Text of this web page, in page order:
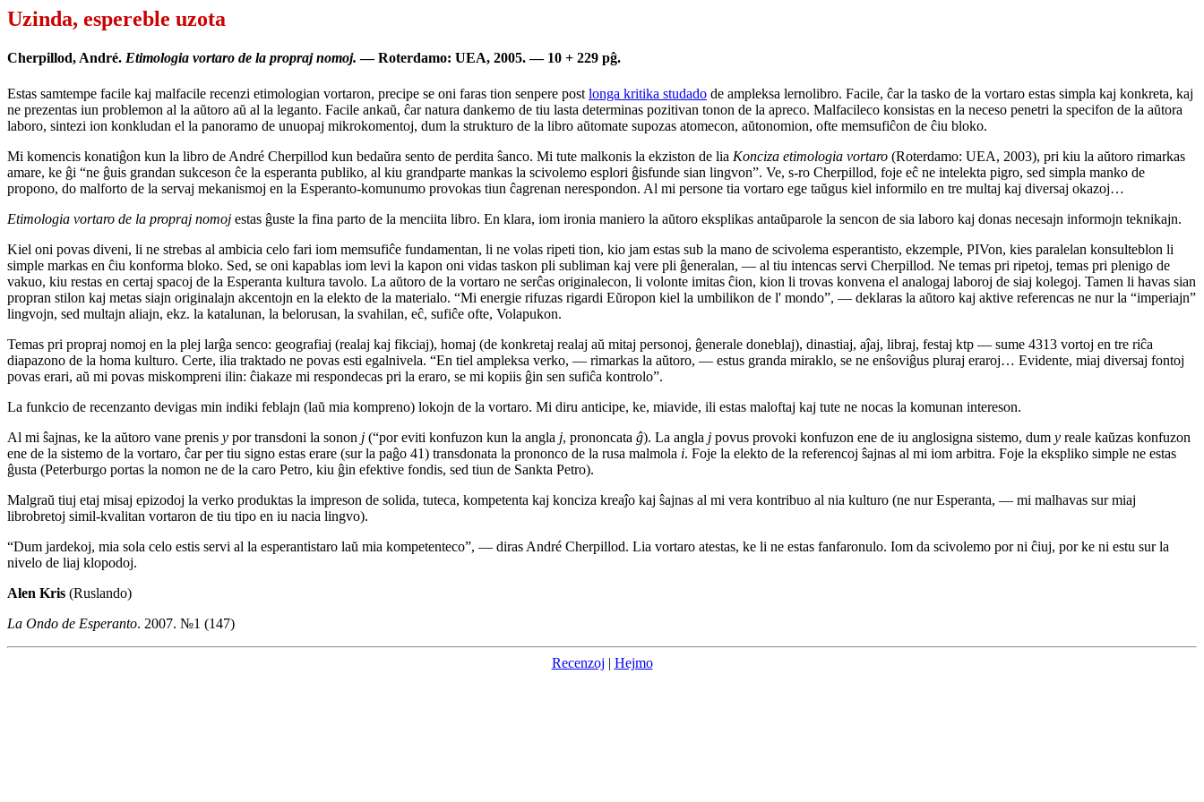
Uzinda, espereble uzota
Cherpillod, André. Etimologia vortaro de la propraj nomoj. — Roterdamo: UEA, 2005. — 10 + 229 pĝ.
Estas samtempe facile kaj malfacile recenzi etimologian vortaron, precipe se oni faras tion senpere post longa kritika studado de ampleksa lernolibro. Facile, ĉar la tasko de la vortaro estas simpla kaj konkreta, kaj
ne prezentas iun problemon al la aŭtoro aŭ al la leganto. Facile ankaŭ, ĉar natura dankemo de tiu lasta determinas pozitivan tonon de la apreco. Malfacileco konsistas en la neceso penetri la specifon de la aŭtora
laboro, sintezi ion konkludan el la panoramo de unuopaj mikrokomentoj, dum la strukturo de la libro aŭtomate supozas atomecon, aŭtonomion, ofte memsufiĉon de ĉiu bloko.
Mi komencis konatiĝon kun la libro de André Cherpillod kun bedaŭra sento de perdita ŝanco. Mi tute malkonis la ekziston de lia Konciza etimologia vortaro (Roterdamo: UEA, 2003), pri kiu la aŭtoro rimarkas
amare, ke ĝi “ne ĝuis grandan sukceson ĉe la esperanta publiko, al kiu grandparte mankas la scivolemo esplori ĝisfunde sian lingvon”. Ve, s-ro Cherpillod, foje eĉ ne intelekta pigro, sed simpla manko de
propono, do malforto de la servaj mekanismoj en la Esperanto-komunumo provokas tiun ĉagrenan nerespondon. Al mi persone tia vortaro ege taŭgus kiel informilo en tre multaj kaj diversaj okazoj…
Etimologia vortaro de la propraj nomoj estas ĝuste la fina parto de la menciita libro. En klara, iom ironia maniero la aŭtoro eksplikas antaŭparole la sencon de sia laboro kaj donas necesajn informojn teknikajn.
Kiel oni povas diveni, li ne strebas al ambicia celo fari iom memsufiĉe fundamentan, li ne volas ripeti tion, kio jam estas sub la mano de scivolema esperantisto, ekzemple, PIVon, kies paralelan konsulteblon li
simple markas en ĉiu konforma bloko. Sed, se oni kapablas iom levi la kapon oni vidas taskon pli subliman kaj vere pli ĝeneralan, — al tiu intencas servi Cherpillod. Ne temas pri ripetoj, temas pri plenigo de
vakuo, kiu restas en certaj spacoj de la Esperanta kultura tavolo. La aŭtoro de la vortaro ne serĉas originalecon, li volonte imitas ĉion, kion li trovas konvena el analogaj laboroj de siaj kolegoj. Tamen li havas sian
propran stilon kaj metas siajn originalajn akcentojn en la elekto de la materialo. “Mi energie rifuzas rigardi Eŭropon kiel la umbilikon de l' mondo”, — deklaras la aŭtoro kaj aktive referencas ne nur la “imperiajn”
lingvojn, sed multajn aliajn, ekz. la katalunan, la belorusan, la svahilan, eĉ, sufiĉe ofte, Volapukon.
Temas pri propraj nomoj en la plej larĝa senco: geografiaj (realaj kaj fikciaj), homaj (de konkretaj realaj aŭ mitaj personoj, ĝenerale doneblaj), dinastiaj, aĵaj, libraj, festaj ktp — sume 4313 vortoj en tre riĉa
diapazono de la homa kulturo. Certe, ilia traktado ne povas esti egalnivela. “En tiel ampleksa verko, — rimarkas la aŭtoro, — estus granda miraklo, se ne enŝoviĝus pluraj eraroj… Evidente, miaj diversaj fontoj
povas erari, aŭ mi povas miskompreni ilin: ĉiakaze mi respondecas pri la eraro, se mi kopiis ĝin sen sufiĉa kontrolo”.
La funkcio de recenzanto devigas min indiki feblajn (laŭ mia kompreno) lokojn de la vortaro. Mi diru anticipe, ke, miavide, ili estas maloftaj kaj tute ne nocas la komunan intereson.
Al mi ŝajnas, ke la aŭtoro vane prenis y por transdoni la sonon j (“por eviti konfuzon kun la angla j, prononcata ĝ). La angla j povus provoki konfuzon ene de iu anglosigna sistemo, dum y reale kaŭzas konfuzon
ene de la sistemo de la vortaro, ĉar per tiu signo estas erare (sur la paĝo 41) transdonata la prononco de la rusa malmola i. Foje la elekto de la referencoj ŝajnas al mi iom arbitra. Foje la ekspliko simple ne estas
ĝusta (Peterburgo portas la nomon ne de la caro Petro, kiu ĝin efektive fondis, sed tiun de Sankta Petro).
Malgraŭ tiuj etaj misaj epizodoj la verko produktas la impreson de solida, tuteca, kompetenta kaj konciza kreaĵo kaj ŝajnas al mi vera kontribuo al nia kulturo (ne nur Esperanta, — mi malhavas sur miaj
librobretoj simil-kvalitan vortaron de tiu tipo en iu nacia lingvo).
“Dum jardekoj, mia sola celo estis servi al la esperantistaro laŭ mia kompetenteco”, — diras André Cherpillod. Lia vortaro atestas, ke li ne estas fanfaronulo. Iom da scivolemo por ni ĉiuj, por ke ni estu sur la
nivelo de liaj klopodoj.
Alen Kris (Ruslando)
La Ondo de Esperanto. 2007. №1 (147)
Recenzoj | Hejmo